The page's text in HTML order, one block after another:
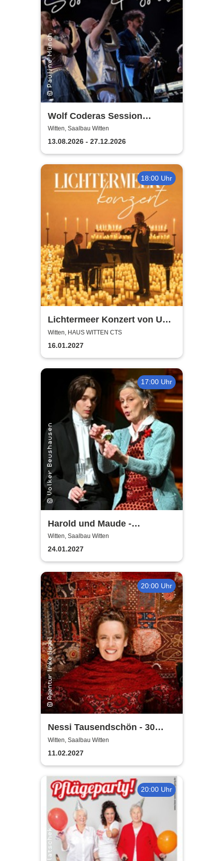
Wolf Coderas Session
Possible
Witten, Saalbau Witten
13.08.2026 - 27.12.2026
18:00 Uhr
Lichtermeer Konzert von Uwe
Müller
Witten, HAUS WITTEN CTS
16.01.2027
17:00 Uhr
Harold und Maude -
Theatergemeinde Volksbühne
Witten
Witten, Saalbau Witten
24.01.2027
20:00 Uhr
Nessi Tausendschön - 30
Jahre Zenit
Witten, Saalbau Witten
11.02.2027
20:00 Uhr